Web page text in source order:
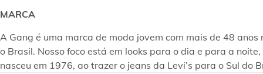
MARCA
A Gang é uma marca de moda jovem com mais de 48
o Brasil. Nosso foco está em looks para o dia e para a
nasceu em 1976, ao trazer o jeans da Levi’s para o Sul